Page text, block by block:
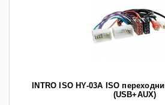
INTRO ISO HY-03A ISO
(USB+AUX)